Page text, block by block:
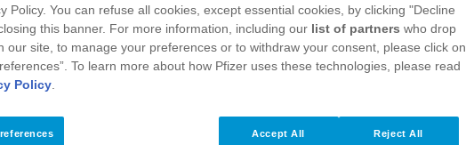
Policy. You can refuse all cookies, except essential cookies, by clicking "Decline
this banner. For more information, including our list of partners who drop
our site, to manage your preferences or to withdraw your consent, please click on
To learn more about how Pfizer uses these technologies, please read
Policy
Reject All
Accept All